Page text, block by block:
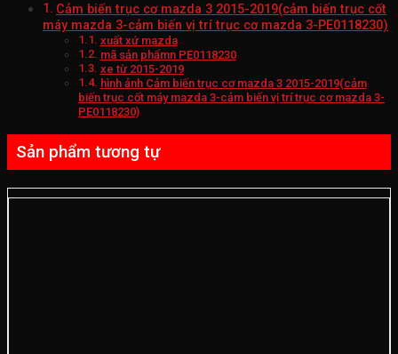
Cảm biến trục cơ mazda 3 2015-2019(cảm biến trục cốt
máy mazda 3-cảm biến vị trí trục cơ mazda 3-PE0118230)
xuất xứ mazda
mã sản phẩmn PE0118230
xe từ 2015-2019
hình ảnh Cảm biến trục cơ mazda 3 2015-2019(cảm
biến trục cốt máy mazda 3-cảm biến vị trí trục cơ mazda 3-
PE0118230)
Sản phẩm tương tự